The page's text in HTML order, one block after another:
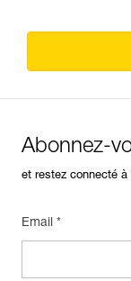
Abonnez-
et restez connecté à
Email *